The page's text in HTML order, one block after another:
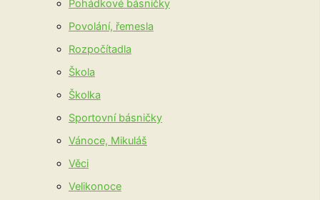
Pohádkové básničky
Povolání, řemesla
Rozpočítadla
Škola
Školka
Sportovní básničky
Vánoce, Mikuláš
Věci
Velikonoce